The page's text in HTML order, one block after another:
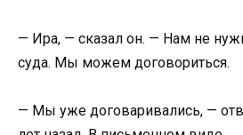
— Ира, — сказал он. — Нам не
суда. Мы можем договориться.
— Мы уже договаривались, —